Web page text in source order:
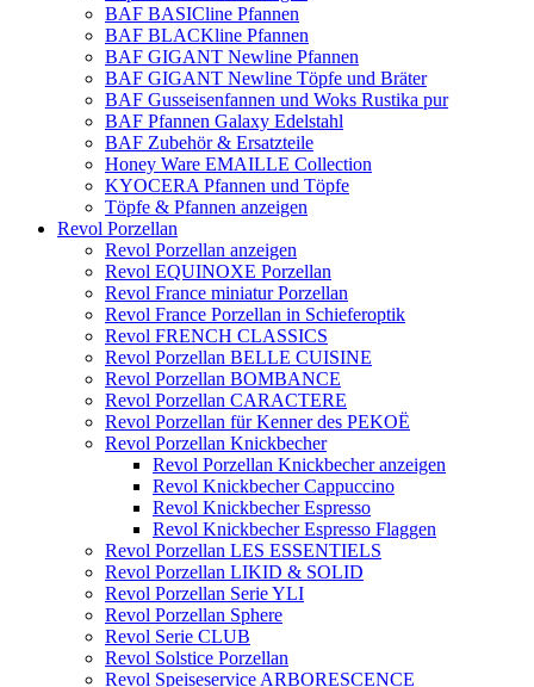
BAF BASICline Pfannen
BAF BLACKline Pfannen
BAF GIGANT Newline Pfannen
BAF GIGANT Newline Töpfe und Bräter
BAF Gusseisenfannen und Woks Rustika pur
BAF Pfannen Galaxy Edelstahl
BAF Zubehör & Ersatzteile
Honey Ware EMAILLE Collection
KYOCERA Pfannen und Töpfe
Töpfe & Pfannen anzeigen
Revol Porzellan
Revol Porzellan anzeigen
Revol EQUINOXE Porzellan
Revol France miniatur Porzellan
Revol France Porzellan in Schieferoptik
Revol FRENCH CLASSICS
Revol Porzellan BELLE CUISINE
Revol Porzellan BOMBANCE
Revol Porzellan CARACTERE
Revol Porzellan für Kenner des PEKOË
Revol Porzellan Knickbecher
Revol Porzellan Knickbecher anzeigen
Revol Knickbecher Cappuccino
Revol Knickbecher Espresso
Revol Knickbecher Espresso Flaggen
Revol Porzellan LES ESSENTIELS
Revol Porzellan LIKID & SOLID
Revol Porzellan Serie YLI
Revol Porzellan Sphere
Revol Serie CLUB
Revol Solstice Porzellan
Revol Speiseservice ARBORESCENCE